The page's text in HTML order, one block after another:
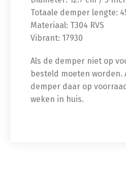
Totaale demper lengte:
Materiaal: T304 RVS
Vibrant: 17930
Als de demper niet op
besteld moeten worden.
demper daar op
weken in huis.